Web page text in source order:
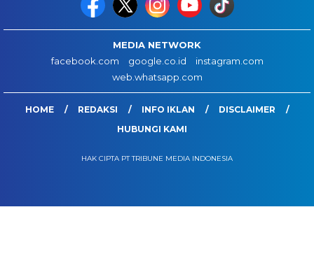
MEDIA NETWORK
facebook.com
google.co.id
instagram.com
web.whatsapp.com
HOME REDAKSI INFO IKLAN
DISCLAIMER
HUBUNGI KAMI
HAK CIPTA PT TRIBUNE MEDIA INDONESIA